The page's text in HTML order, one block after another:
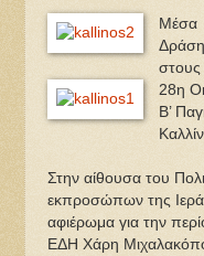
Μέσα
στους
28η
Β’
Στην αίθουσα του
εκπροσώπων της
αφιέρωμα για την
ΕΔΗ Χάρη